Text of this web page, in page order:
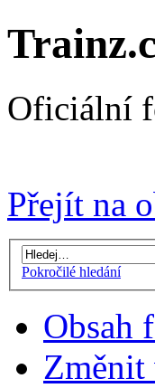
Oficiální
Přejít na
Pokročilé hledání
Obsah
Změnit